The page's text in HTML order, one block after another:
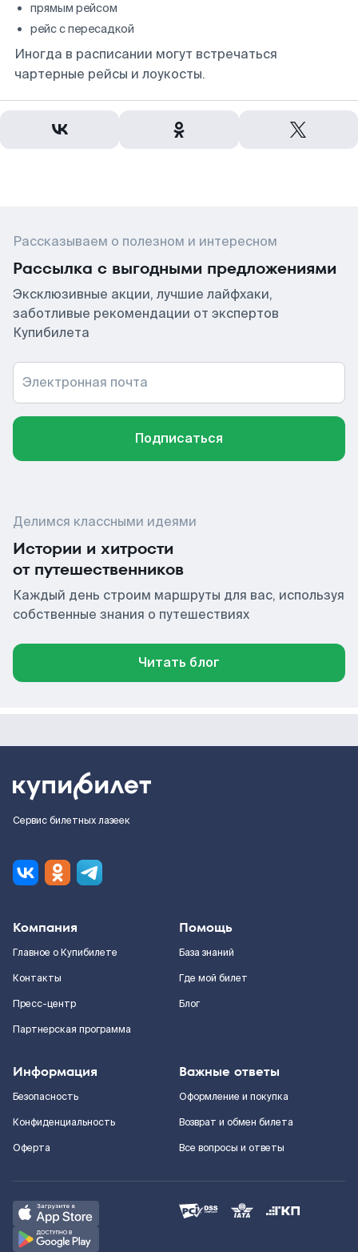
прямым рейсом
рейс с пересадкой
Иногда в расписании могут встречаться
чартерные рейсы и лоукосты.
Рассказываем о полезном и интересном
Рассылка с выгодными предложениями
Эксклюзивные акции, лучшие лайфхаки,
заботливые рекомендации от экспертов
Купибилета
Электронная почта
Подписаться
Делимся классными идеями
Истории и хитрости
от путешественников
Каждый день строим маршруты для вас, используя
собственные знания о путешествиях
Читать блог
Сервис билетных лазеек
Компания
Главное о Купибилете
Контакты
Пресс-центр
Партнерская программа
Помощь
База знаний
Где мой билет
Блог
Информация
Безопасность
Конфиденциальность
Оферта
Важные ответы
Оформление и покупка
Возврат и обмен билета
Все вопросы и ответы